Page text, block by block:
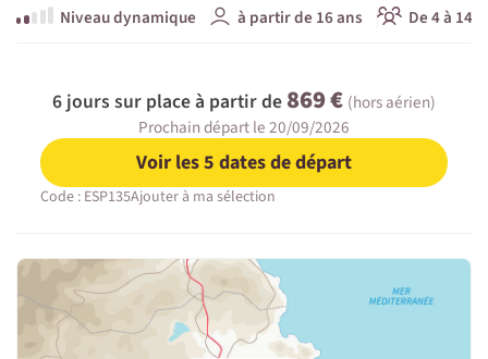
Niveau dynamique
à partir de 16 ans De 4 à 14
6 jours sur place à partir de 869 € (hors aérien)
Prochain départ le 20/09/2026
Voir les 5 dates de départ
Code : ESP135Ajouter à ma sélection